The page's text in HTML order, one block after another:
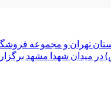
و مجموعه فروشگاه زنجیره ای
میدان شهدا مشهد